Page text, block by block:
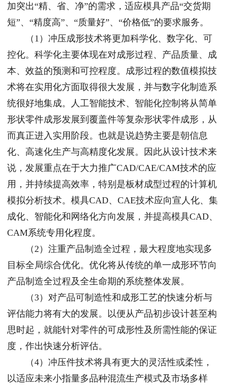
加突出“精、省、净”的需求，适应模具产品“交货期
短”、“精度高”、“质量好”、“价格低”的要求服务。
（1）冲压成形技术将更加科学化、数字化、可
控化。科学化主要体现在对成形过程、产品质量、成
本、效益的预测和可控程度。成形过程的数值模拟技
术将在实用化方面取得很大发展，并与数字化制造系
统很好地集成。人工智能技术、智能化控制将从简单
形状零件成形发展到覆盖件等复杂形状零件成形，从
而真正进入实用阶段。也就是说趋势主要是朝信息
化、高速化生产与高精度化发展。因此从设计技术来
说，发展重点在于大力推广CAD/CAE/CAM技术的应
用，并持续提高效率，特别是板材成型过程的计算机
模拟分析技术。模具CAD、CAE技术应向宣人化、集
成化、智能化和网络化方向发展，并提高模具CAD、
CAM系统专用化程度。
（2）注重产品制造全过程，最大程度地实现多
目标全局综合优化。优化将从传统的单一成形环节向
产品制造全过程及全生命期的系统整体发展。
（3）对产品可制造性和成形工艺的快速分析与
评估能力将有大的发展。以便从产品初步设计甚至构
思时起，就能针对零件的可成形性及所需性能的保证
度，作出快速分析评估。
（4）冲压件技术将具有更大的灵活性或柔性，
以适应未来小指量多品种混流生产模式及市场多样